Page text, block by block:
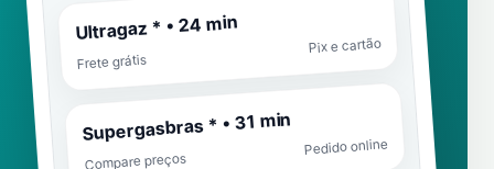
Ultragaz * • 24 min
Frete grátis
Pix e cartão
Supergasbras * • 31 min
Compare preços
Pedido online